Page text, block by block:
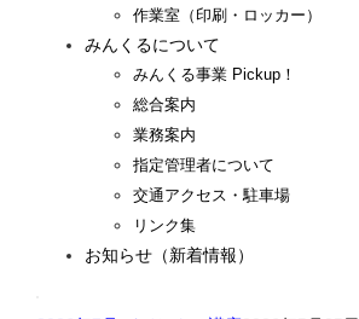
作業室（印刷・ロッカー）
みんくるについて
みんくる事業 Pickup！
総合案内
業務案内
指定管理者について
交通アクセス・駐車場
リンク集
お知らせ（新着情報）